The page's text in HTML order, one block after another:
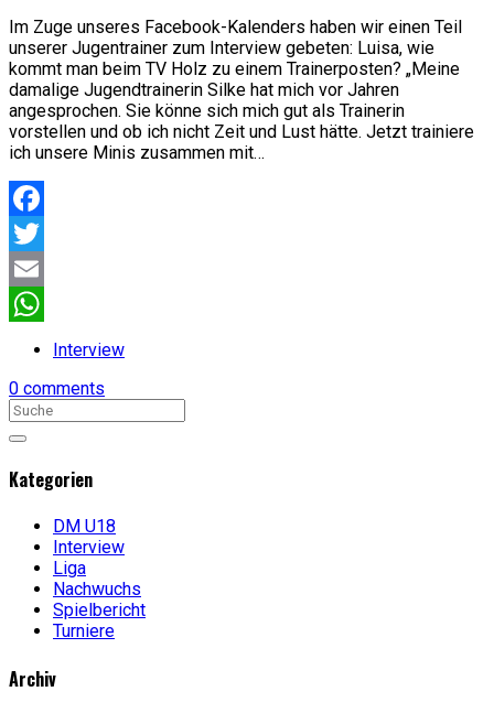
Im Zuge unseres Facebook-Kalenders haben wir einen Teil
unserer Jugentrainer zum Interview gebeten: Luisa, wie
kommt man beim TV Holz zu einem Trainerposten? „Meine
damalige Jugendtrainerin Silke hat mich vor Jahren
angesprochen. Sie könne sich mich gut als Trainerin
vorstellen und ob ich nicht Zeit und Lust hätte. Jetzt trainiere
ich unsere Minis zusammen mit…
Facebook
Twitter
Email
WhatsApp
Interview
0 comments
Kategorien
DM U18
Interview
Liga
Nachwuchs
Spielbericht
Turniere
Archiv